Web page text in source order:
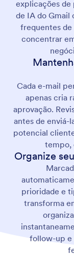
explicações de
de IA do Gmail
frequentes de
concentrar
Cada e-mail
apenas cria
aprovação.
antes de enviá-
potencial
tempo,
Organize
prioridade e
transforma
follow-up e